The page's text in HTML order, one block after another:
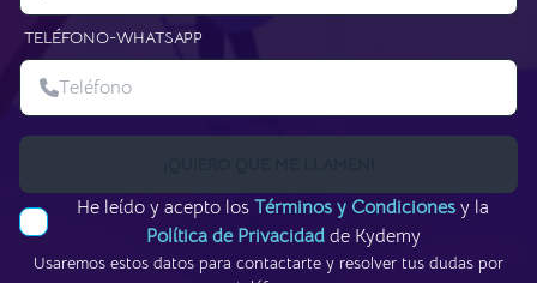
TELÉFONO-WHATSAPP
He leído y acepto los Términos y Condiciones y la
Política de Privacidadde Kydemy
Usaremos estos datos para contactarte y resolver tus dudas por